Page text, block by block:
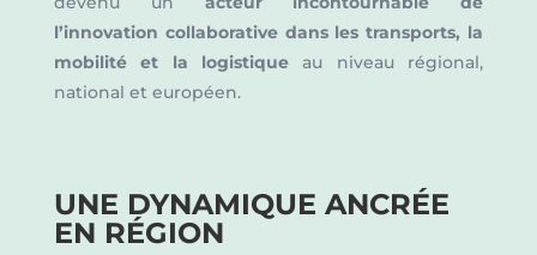
l’innovation collaborative dans les transports, la
mobilité et la logistique au niveau régional,
national et européen.
UNE DYNAMIQUE ANCRÉE
EN RÉGION